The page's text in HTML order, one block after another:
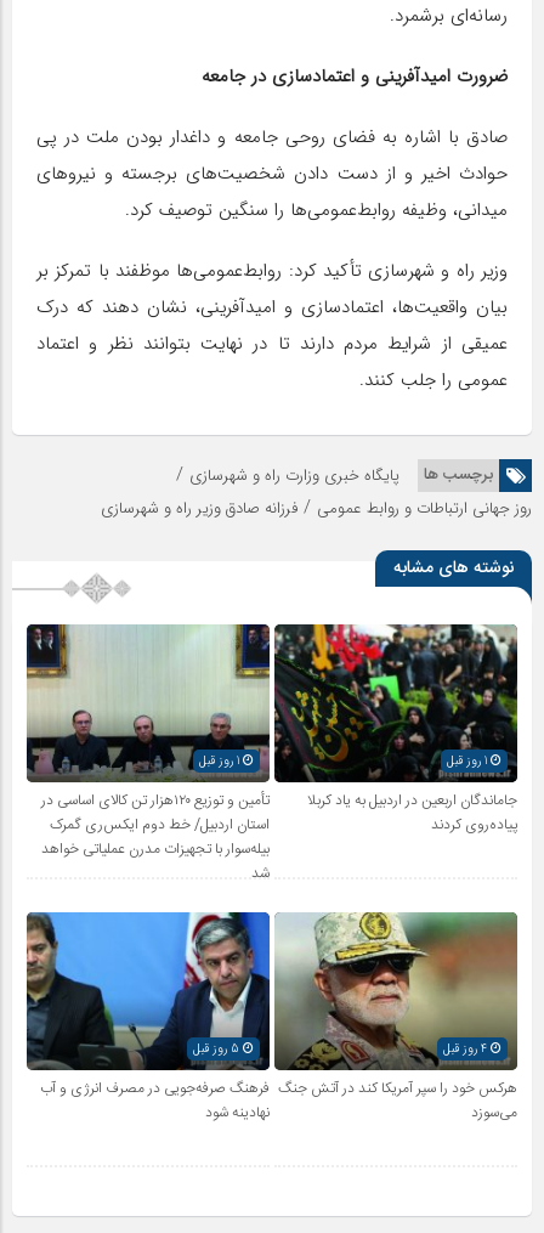
رسانه‌ای برشمرد.
ضرورت امیدآفرینی و اعتمادسازی در جامعه
صادق با اشاره به فضای روحی جامعه و داغدار بودن ملت در پی
حوادث اخیر و از دست دادن شخصیت‌های برجسته و نیروهای
میدانی، وظیفه روابط‌عمومی‌ها را سنگین توصیف کرد.
وزیر راه و شهرسازی تأکید کرد: روابط‌عمومی‌ها موظفند با تمرکز بر
بیان واقعیت‌ها، اعتمادسازی و امیدآفرینی، نشان دهند که درک
عمیقی از شرایط مردم دارند تا در نهایت بتوانند نظر و اعتماد
عمومی را جلب کنند.
برچسب ها پایگاه خبری وزارت راه و شهرسازی /
روز جهانی ارتباطات و روابط عمومی / فرزانه صادق وزیر راه‌ و شهرسازی
نوشته های مشابه
1 روز قبل
جاماندگان اربعین در اردبیل به یاد کربلا
پیاده‌روی کردند
تأمین و توزیع ۱۲۰هزار تن کالای اساسی در
استان اردبیل/ خط دوم ایکس‌ری گمرک
بیله‌سوار با تجهیزات مدرن عملیاتی خواهد
شد
4 روز قبل
هرکس خود را سپر آمریکا کند در آتش جنگ
می‌سوزد
فرهنگ صرفه‌جویی در مصرف انرژی و آب
نهادینه شود